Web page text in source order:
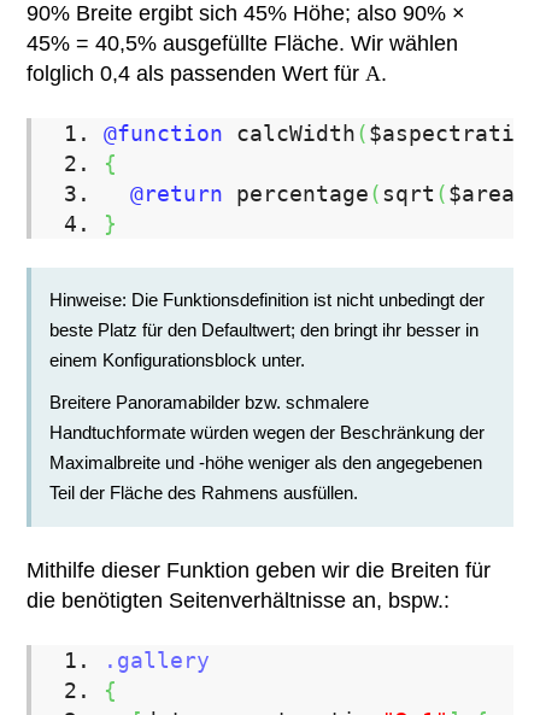
90% Breite ergibt sich 45% Höhe; also 90% ×
45% = 40,5% ausgefüllte Fläche. Wir wählen
folglich 0,4 als passenden Wert fürA.
@function calcWidth($aspectratio
{
@return percentage(sqrt ($area
}
Hinweise: Die Funktionsdefinition ist nicht unbedingt der
beste Platz für den Defaultwert; den bringt ihr besser in
einem Konfigurationsblock unter.
Breitere Panoramabilder bzw. schmalere
Handtuchformate würden wegen der Beschränkung der
Maximalbreite und -höhe weniger als den angegebenen
Teil der Fläche des Rahmens ausfüllen.
Mithilfe dieser Funktion geben wir die Breiten für
die benötigten Seitenverhältnisse an, bspw.:
.gallery
{